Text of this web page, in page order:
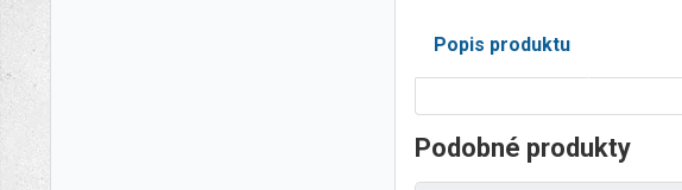
Popis produktu
Podobné produkty